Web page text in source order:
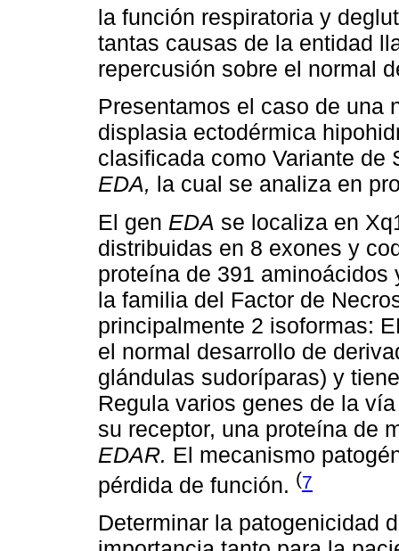
la función respiratoria y
tantas causas de la entidad
repercusión sobre el normal
Presentamos el caso de una
displasia ectodérmica
clasificada como Variante de
EDA, la cual se analiza en
El gen EDA se localiza en
distribuidas en 8 exones y
proteína de 391
la familia del Factor de
principalmente 2 isoformas:
el normal desarrollo de
glándulas sudoríparas) y
Regula varios genes de la
su receptor, una proteína de
EDAR. El mecanismo
pérdida de función. (7
Determinar la patogenicidad